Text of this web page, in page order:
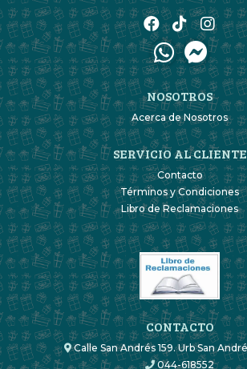
NOSOTROS
Acerca de Nosotros
SERVICIO AL CLIENTE
Contacto
Términos y Condiciones
Libro de Reclamaciones
CONTACTO
Calle San Andrés 159. Urb San
044-618552